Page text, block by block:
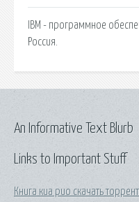
IBM - программное
Россия.
Links to Important Stuff
Книга киа рио скачать торрент
An Informative Text Blurb